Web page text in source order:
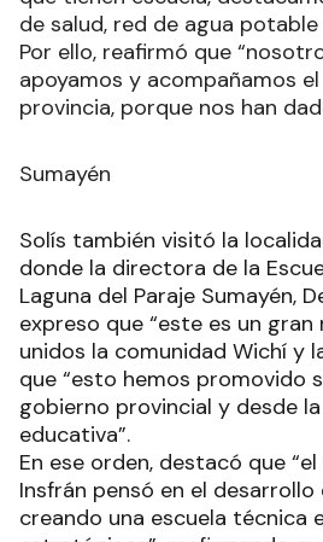
de salud, red de agua potable
Por ello, reafirmó que
apoyamos y acompañamos
provincia, porque nos han
Sumayén
Solís también visitó la
donde la directora de la
Laguna del Paraje Sumayén,
expreso que “este es un
unidos la comunidad Wichí y
que “esto hemos promovido
gobierno provincial y desde
educativa”.
En ese orden, destacó que
Insfrán pensó en el desarrollo
creando una escuela técnica